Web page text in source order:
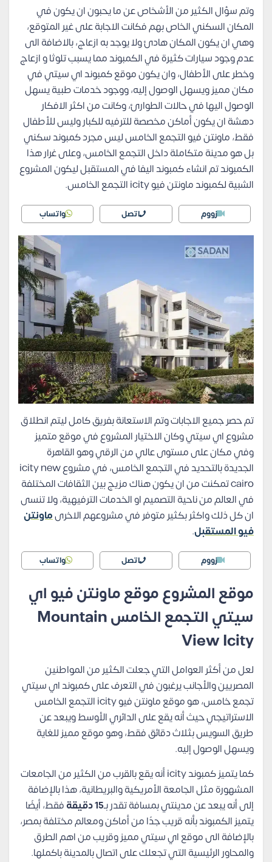
وتم سؤال الكثير من الأشخاص عن ما يحبون ان يكون في
المكان السكني الخاص بهم فكانت الاجابة على غير المتوقع،
وهي ان يكون المكان هادئ ولا يوجد به ازعاج، بالاضافة الى
عدم وجود سيارات كثيرة في الكمبوند مما يسبب تلوثا و ازعاج
وخطر على الأطفال، وان يكون موقع كمبوند اي سيتي في
مكان مميز ويسهل الوصول إليه، ووجود خدمات طبية يسهل
الوصول اليها في حالات الطوارئ، وكانت من اكثر الافكار
دهشة ان يكون أماكن مخصصة للترفيه للكبار وليس للأطفال
فقط، ماونتن فيو التجمع الخامس ليس مجرد كمبوند سكني
بل هو مدينة متكاملة داخل التجمع الخامس، وعلى غرار هذا
الكمبوند تم انشاء كمبوند اليفا في المستقبل ليكون المشروع
الشبية لكمبوند ماونتن فيو icity التجمع الخامس.
زووم اتصل واتساب
تم حصر جميع الاجابات وتم الاستعانة بفريق كامل ليتم انطلاق
مشروع اي سيتي وكان الاختيار المشروع في موقع متميز
وفي مكان على مستوى عالي من الرقي وهو القاهرة
الجديدة بالتحديد في التجمع الخامس، في مشروع icity new
cairo تمكنت من ان يكون هناك مزيج بين الثقافات المختلفة
في العالم من ناحية التصميم او الخدمات الترفيهية، ولا تنسى
ان كل ذلك واكثر بكثير متوفر في مشروعهم الاخرىماونتن
فيو المستقبل.
زووم اتصل واتساب
موقع المشروع موقع ماونتن فيو اي
سيتي التجمع الخامس Mountain
View Icity
لعل من أكثر العوامل التي جعلت الكثير من المواطنين
المصريين والأجانب يرغبون في التعرف على كمبوند اي سيتي
تجمع خامس، هو موقع ماونتن فيو icity التجمع الخامس
الاستراتيجي حيث أنه يقع على الدائري الأوسط ويبعد عن
طريق السويس بثلاث دقائق فقط، وهو موقع مميز للغاية
ويسهل الوصول إليه.
كما يتميز كمبوند icity أنه يقع بالقرب من الكثير من الجامعات
المشهورة مثل الجامعة الأمريكية والبريطانية، هذا بالإضافة
إلى أنه يبعد عن مدينتي بمسافة تقدر بـ15 دقيقة
فقط، أيضًا
يتميز الكمبوند بأنه قريب جدًا من أماكن ومعالم مختلفة بمصر،
بالإضافة الى موقع اي سيتي مميز وقريب من اهم الطرق
والمحاور الرئيسية التي تجعلك على اتصال بالمدينة باكملها.